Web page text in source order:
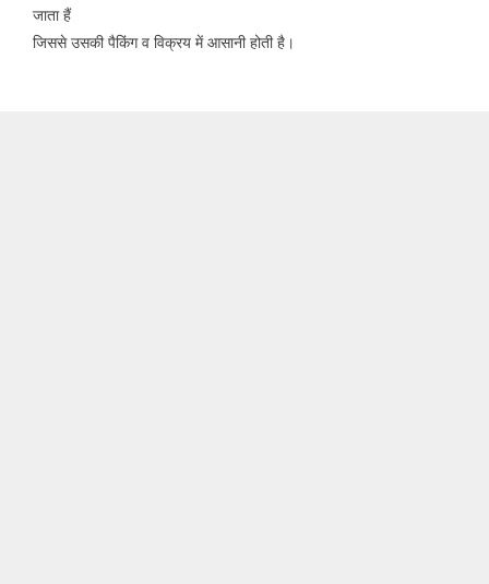
जाता हैं
जिससे उसकी पैकिंग व विक्रय में आसानी होती है।